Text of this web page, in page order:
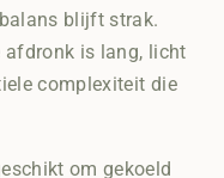
blijft strak.
afdronk is lang, licht
complexiteit die
om gekoeld